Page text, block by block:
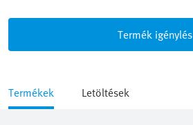
Termék igénylés
Termékek Letöltések